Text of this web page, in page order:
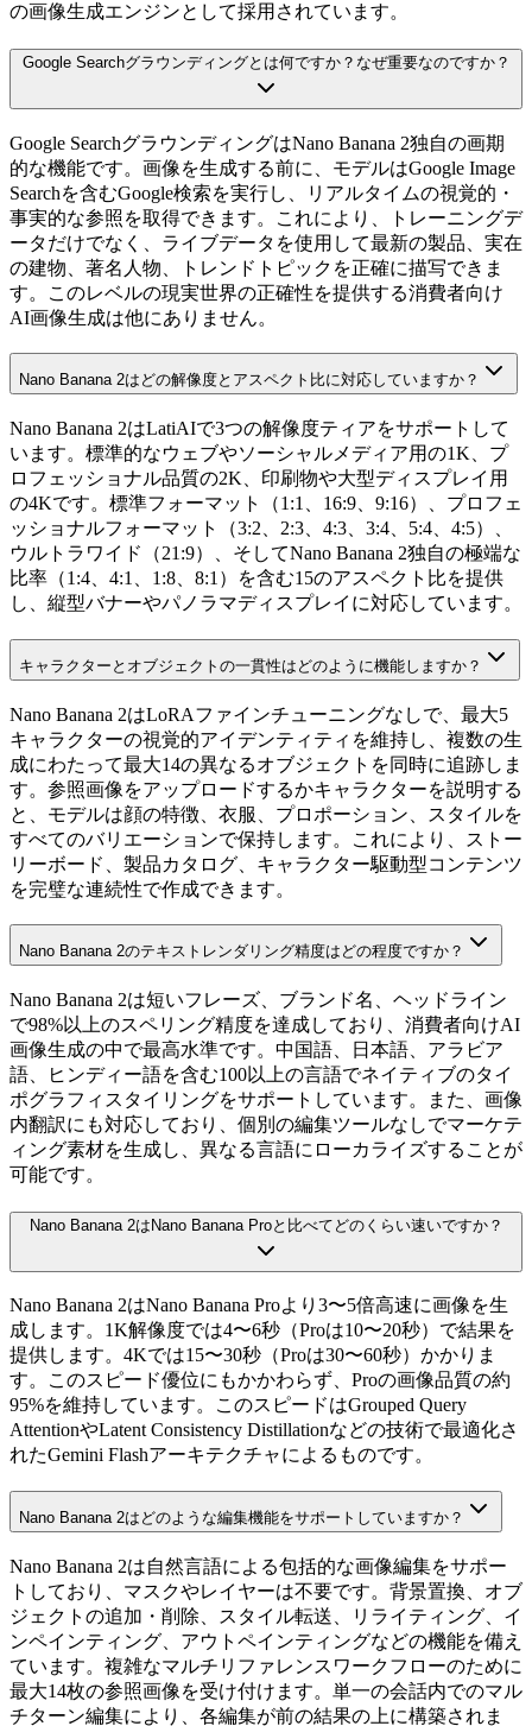
の画像生成エンジンとして採用されています。
Google Searchグラウンディングとは何ですか？なぜ重要なのですか？
Google SearchグラウンディングはNano Banana 2独自の画期
的な機能です。画像を生成する前に、モデルはGoogle Image
Searchを含むGoogle検索を実行し、リアルタイムの視覚的・
事実的な参照を取得できます。これにより、トレーニングデ
ータだけでなく、ライブデータを使用して最新の製品、実在
の建物、著名人物、トレンドトピックを正確に描写できま
す。このレベルの現実世界の正確性を提供する消費者向け
AI画像生成は他にありません。
Nano Banana 2はどの解像度とアスペクト比に対応していますか？
Nano Banana 2はLatiAIで3つの解像度ティアをサポートして
います。標準的なウェブやソーシャルメディア用の1K、プ
ロフェッショナル品質の2K、印刷物や大型ディスプレイ用
の4Kです。標準フォーマット（1:1、16:9、9:16）、プロフェ
ッショナルフォーマット（3:2、2:3、4:3、3:4、5:4、4:5）、
ウルトラワイド（21:9）、そしてNano Banana 2独自の極端な
比率（1:4、4:1、1:8、8:1）を含む15のアスペクト比を提供
し、縦型バナーやパノラマディスプレイに対応しています。
キャラクターとオブジェクトの一貫性はどのように機能しますか？
Nano Banana 2はLoRAファインチューニングなしで、最大5
キャラクターの視覚的アイデンティティを維持し、複数の生
成にわたって最大14の異なるオブジェクトを同時に追跡しま
す。参照画像をアップロードするかキャラクターを説明する
と、モデルは顔の特徴、衣服、プロポーション、スタイルを
すべてのバリエーションで保持します。これにより、ストー
リーボード、製品カタログ、キャラクター駆動型コンテンツ
を完璧な連続性で作成できます。
Nano Banana 2のテキストレンダリング精度はどの程度ですか？
Nano Banana 2は短いフレーズ、ブランド名、ヘッドライン
で98%以上のスペリング精度を達成しており、消費者向けAI
画像生成の中で最高水準です。中国語、日本語、アラビア
語、ヒンディー語を含む100以上の言語でネイティブのタイ
ポグラフィスタイリングをサポートしています。また、画像
内翻訳にも対応しており、個別の編集ツールなしでマーケテ
ィング素材を生成し、異なる言語にローカライズすることが
可能です。
Nano Banana 2はNano Banana Proと比べてどのくらい速いですか？
Nano Banana 2はNano Banana Proより3〜5倍高速に画像を生
成します。1K解像度では4〜6秒（Proは10〜20秒）で結果を
提供します。4Kでは15〜30秒（Proは30〜60秒）かかりま
す。このスピード優位にもかかわらず、Proの画像品質の約
95%を維持しています。このスピードはGrouped Query
AttentionやLatent Consistency Distillationなどの技術で最適化さ
れたGemini Flashアーキテクチャによるものです。
Nano Banana 2はどのような編集機能をサポートしていますか？
Nano Banana 2は自然言語による包括的な画像編集をサポー
トしており、マスクやレイヤーは不要です。背景置換、オブ
ジェクトの追加・削除、スタイル転送、リライティング、イ
ンペインティング、アウトペインティングなどの機能を備え
ています。複雑なマルチリファレンスワークフローのために
最大14枚の参照画像を受け付けます。単一の会話内でのマル
チターン編集により、各編集が前の結果の上に構築されま